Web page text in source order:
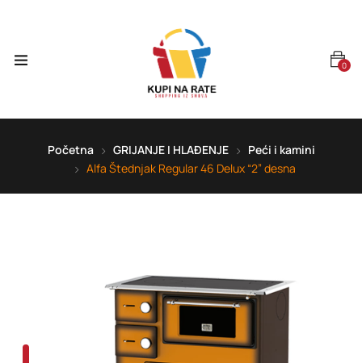
0
Početna GRIJANJE I HLAĐENJE
Peći i kamini
Alfa Štednjak Regular 46 Delux “2” desna